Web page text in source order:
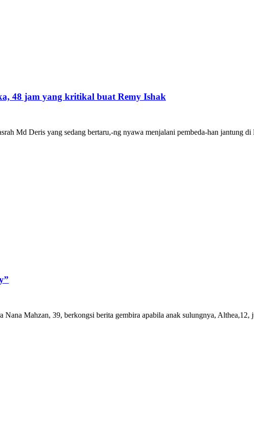
48 jam yang kritikal buat Remy Ishak
Md Deris yang sedang bertaru,-ng nyawa menjalani pembeda-han jantung di
Mahzan, 39, berkongsi berita gembira apabila anak sulungnya,